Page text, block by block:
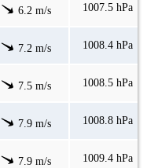
6.2 m/s 1007.5 hPa
7.2 m/s 1008.4 hPa
7.5 m/s 1008.5 hPa
7.9 m/s 1008.8 hPa
7.9 m/s 1009.4 hPa